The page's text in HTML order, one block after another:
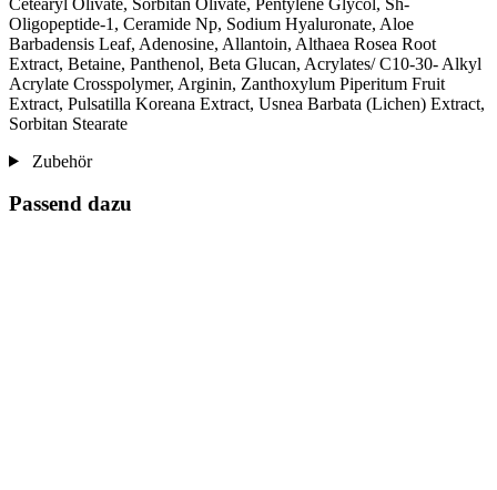
Oligopeptide-1, Ceramide Np, Sodium Hyaluronate, Aloe
Barbadensis Leaf, Adenosine, Allantoin, Althaea Rosea Root
Extract, Betaine, Panthenol, Beta Glucan, Acrylates/ C10-30- Alkyl
Acrylate Crosspolymer, Arginin, Zanthoxylum Piperitum Fruit
Extract, Pulsatilla Koreana Extract, Usnea Barbata (Lichen) Extract,
Sorbitan Stearate
Zubehör
Passend dazu